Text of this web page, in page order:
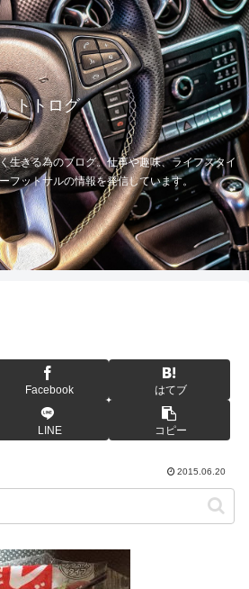
トトログ
生きる為のブログ。仕事や趣味、ライフスタイ
フットサルの情報を発信しています。
Facebook はてブ
LINE コピー
2015.06.20